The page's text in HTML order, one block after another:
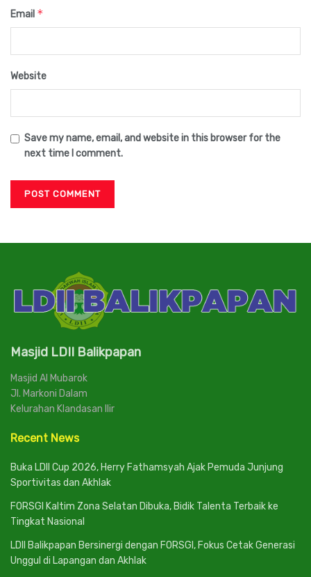
Email *
Website
Save my name, email, and website in this browser for the
next time I comment.
Masjid LDII Balikpapan
Masjid Al Mubarok
Jl. Markoni Dalam
Kelurahan Klandasan Ilir
Recent News
Buka LDII Cup 2026, Herry Fathamsyah Ajak Pemuda Junjung
Sportivitas dan Akhlak
FORSGI Kaltim Zona Selatan Dibuka, Bidik Talenta Terbaik ke
Tingkat Nasional
LDII Balikpapan Bersinergi dengan FORSGI, Fokus Cetak Generasi
Unggul di Lapangan dan Akhlak